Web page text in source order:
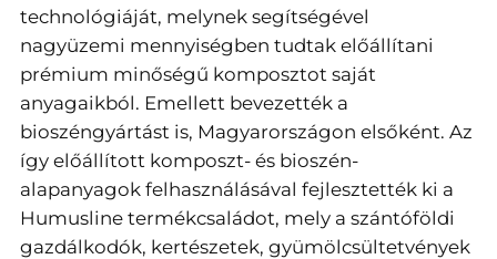
technológiáját, melynek segítségével
nagyüzemi mennyiségben tudtak előállítani
prémium minőségű komposztot saját
anyagaikból. Emellett bevezették a
bioszéngyártást is, Magyarországon elsőként. Az
így előállított komposzt- és bioszén-
alapanyagok felhasználásával fejlesztették ki a
Humusline termékcsaládot, mely a szántóföldi
gazdálkodók, kertészetek, gyümölcsültetvények